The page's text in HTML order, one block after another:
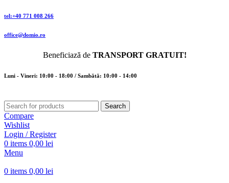
tel:+40 771 008 266
office@domio.ro
Beneficiază de TRANSPORT GRATUIT!
Luni - Vineri: 10:00 - 18:00 / Sambătă: 10:00 - 14:00
Search
Compare
Wishlist
Login / Register
0 items 0,00 lei
Menu
0 items 0,00 lei